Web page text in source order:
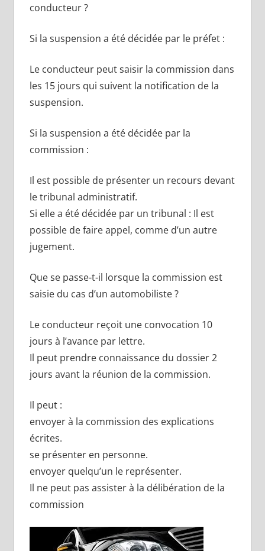
conducteur ?
Si la suspension a été décidée par le préfet :
Le conducteur peut saisir la commission dans
les 15 jours qui suivent la notification de la
suspension.
Si la suspension a été décidée par la
commission :
Il est possible de présenter un recours devant
le tribunal administratif.
Si elle a été décidée par un tribunal : Il est
possible de faire appel, comme d’un autre
jugement.
Que se passe-t-il lorsque la commission est
saisie du cas d’un automobiliste ?
Le conducteur reçoit une convocation 10
jours à l’avance par lettre.
Il peut prendre connaissance du dossier 2
jours avant la réunion de la commission.
Il peut :
envoyer à la commission des explications
écrites.
se présenter en personne.
envoyer quelqu’un le représenter.
Il ne peut pas assister à la délibération de la
commission